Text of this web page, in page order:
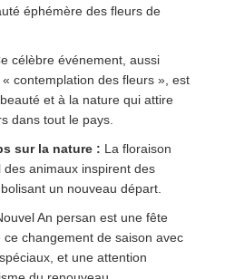
éphémère des fleurs de
célèbre événement, aussi
contemplation des fleurs », est
et à la nature qui attire
dans tout le pays.
sur la nature : La floraison
animaux inspirent des
un nouveau départ.
An persan est une fête
changement de saison avec
et une attention